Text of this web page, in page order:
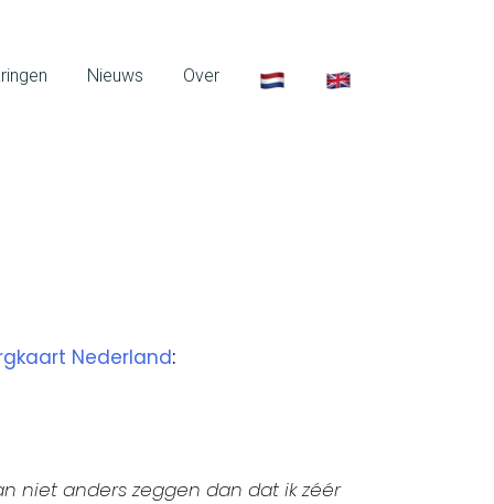
Nieuws Over
Nederland:
niet anders zeggen dan dat ik zéér